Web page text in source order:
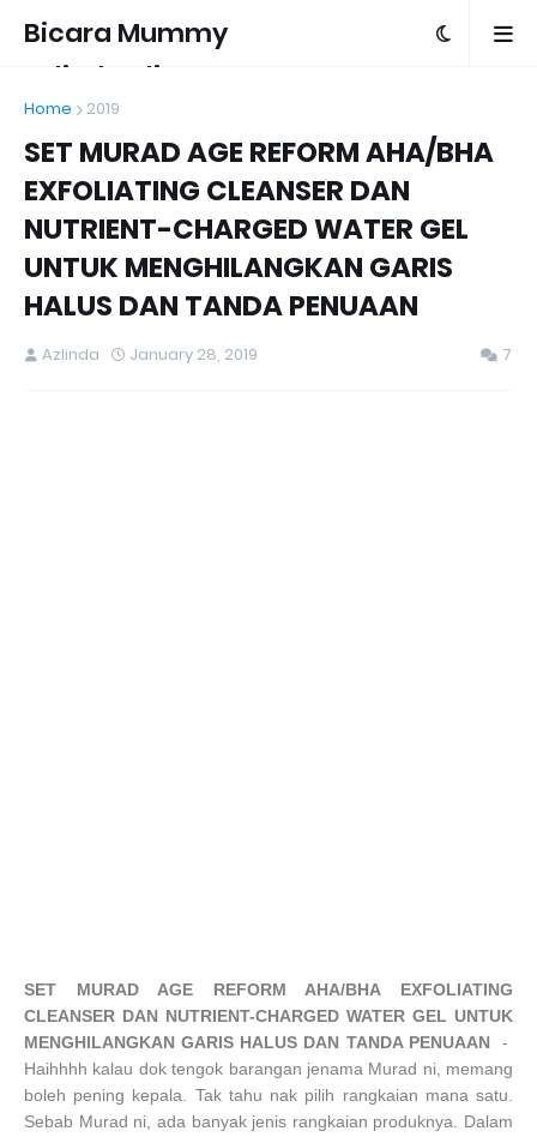
Bicara Mummy
Azlinda Alin
Home 2019
SET MURAD AGE REFORM AHA/BHA
EXFOLIATING CLEANSER DAN
NUTRIENT-CHARGED WATER GEL
UNTUK MENGHILANGKAN GARIS
HALUS DAN TANDA PENUAAN
Azlinda January 28, 2019 7
SET MURAD AGE REFORM AHA/BHA EXFOLIATING
CLEANSER DAN NUTRIENT-CHARGED WATER GEL UNTUK
MENGHILANGKAN GARIS HALUS DAN TANDA PENUAAN -
Haihhhh kalau dok tengok barangan jenama Murad ni, memang
boleh pening kepala. Tak tahu nak pilih rangkaian mana satu.
Sebab Murad ni, ada banyak jenis rangkaian produknya. Dalam